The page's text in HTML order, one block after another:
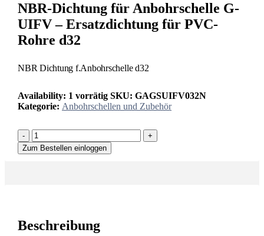
NBR-Dichtung für Anbohrschelle G-
UIFV – Ersatzdichtung für PVC-
Rohre d32
NBR Dichtung f.Anbohrschelle d32
Availability: 1 vorrätig SKU: GAGSUIFV032N
Kategorie: Anbohrschellen und Zubehör
-
+
Zum Bestellen einloggen
Beschreibung